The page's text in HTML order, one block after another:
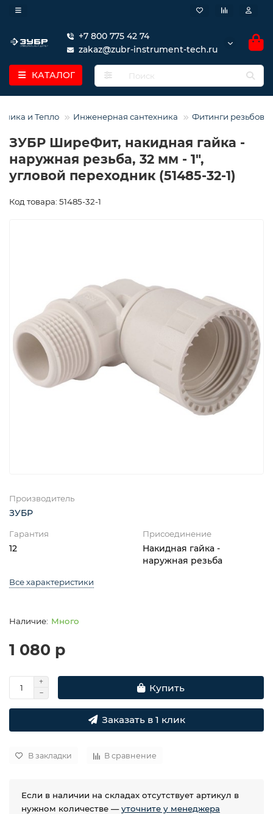
+7 800 775 42 74
zakaz@zubr-instrument-tech.ru
КАТАЛОГ
и Тепло Инженерная сантехника Фитинги
ЗУБР ШиреФит, накидная гайка -
наружная резьба, 32 мм - 1″,
угловой переходник (51485-32-1)
Код товара: 51485-32-1
Производитель
ЗУБР
Гарантия
12
Присоединение
Накидная гайка -
наружная резьба
Все характеристики
Много
1 080 р
Купить
Заказать в 1 клик
В закладки В сравнение
Если в наличии на складах отсутствует артикул в
нужном количестве —уточните у менеджера